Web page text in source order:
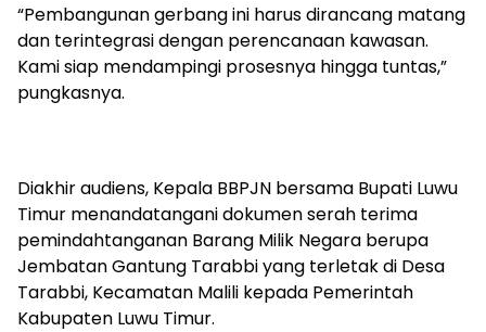
“Pembangunan gerbang ini harus dirancang matang
dan terintegrasi dengan perencanaan kawasan.
Kami siap mendampingi prosesnya hingga tuntas,”
pungkasnya.
Diakhir audiens, Kepala BBPJN bersama Bupati Luwu
Timur menandatangani dokumen serah terima
pemindahtanganan Barang Milik Negara berupa
Jembatan Gantung Tarabbi yang terletak di Desa
Tarabbi, Kecamatan Malili kepada Pemerintah
Kabupaten Luwu Timur.